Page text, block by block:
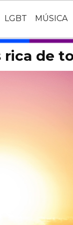
LGBT MÚSICA
rica de